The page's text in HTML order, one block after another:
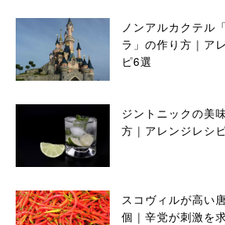
ノンアルカクテル
ラ」の作り方｜ア
ピ6選
ジントニックの美
方｜アレンジレシ
スコヴィルが高い
個｜辛党が刺激を